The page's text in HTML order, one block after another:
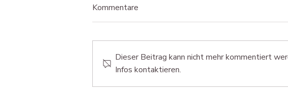
Projekt Carbon-Capture-
Kommentare
Dieser Beitrag kann nicht mehr kommentiert
Infos kontaktieren.